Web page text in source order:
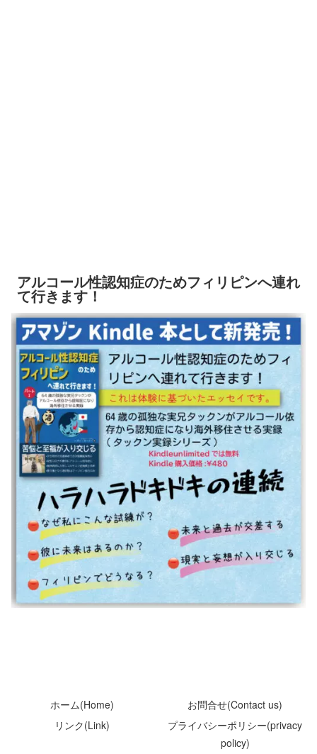
アルコール性認知症のためフィリピンへ連れ
て行きます！
ホーム(Home)
お問合せ(Contact us)
リンク(Link)
プライバシーポリシー(privacy
policy)